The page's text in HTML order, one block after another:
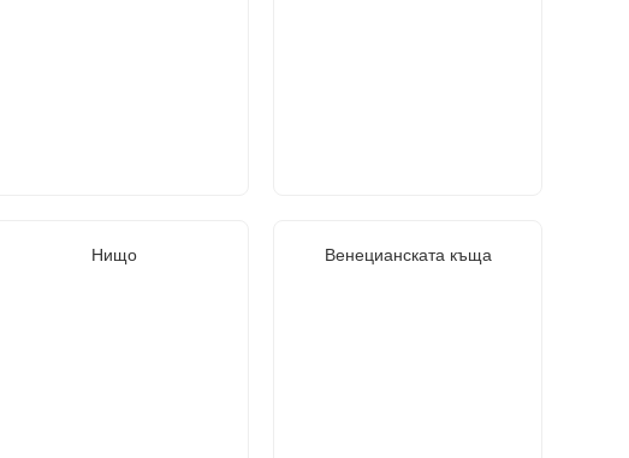
Нищо Венецианската къща